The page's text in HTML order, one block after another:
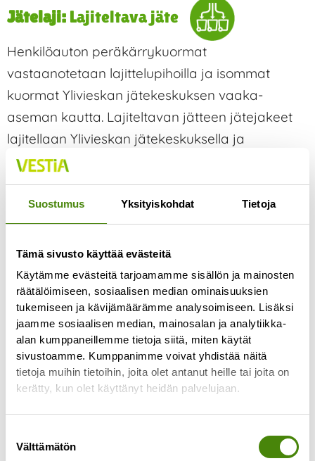
Suostumus Yksityiskohdat Tietoja
Tämä sivusto käyttää evästeitä
Käytämme evästeitä tarjoamamme sisällön ja mainosten
räätälöimiseen, sosiaalisen median ominaisuuksien
tukemiseen ja kävijämäärämme analysoimiseen. Lisäksi
jaamme sosiaalisen median, mainosalan ja analytiikka-
alan kumppaneillemme tietoja siitä, miten käytät
sivustoamme. Kumppanimme voivat yhdistää näitä
tietoja muihin tietoihin, joita olet antanut heille tai joita on
kerätty, kun olet käyttänyt heidän palvelujaan.
valinta
Välttämätön
Jätelaji: Lajiteltava jäte
Henkilöauton peräkärrykuormat
vastaanotetaan lajittelupihoilla ja isommat
kuormat Ylivieskan jätekeskuksen vaaka-
aseman kautta. Lajiteltavan jätteen jätejakeet
lajitellaan Ylivieskan jätekeskuksella ja
hyödynnetään mahdollisuuksien mukaan.
Jätejakeet joita ei voida hyödyntää
loppusijoitetaan. Löydät lisätietoa jätteiden
hyödyntämisestätäältä.
Jätelaji:Metalli
Metallia kerätään ekopisteillä, taloyhtiöissä ja
lajittelupihoilla. Tuo isommat metalliesineet
lajittelupihoille (esim. hanat, tiskialtaat,
polkupyörän rungot ja kattopellit). Löydät